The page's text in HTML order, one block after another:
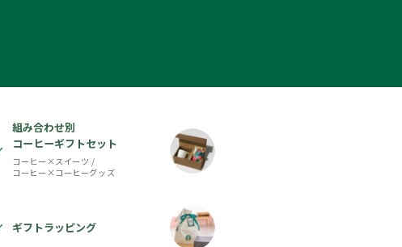
組み合わせ別
コーヒーギフトセット
コーヒー×スイーツ /
コーヒー×コーヒーグッズ
ギフトラッピング